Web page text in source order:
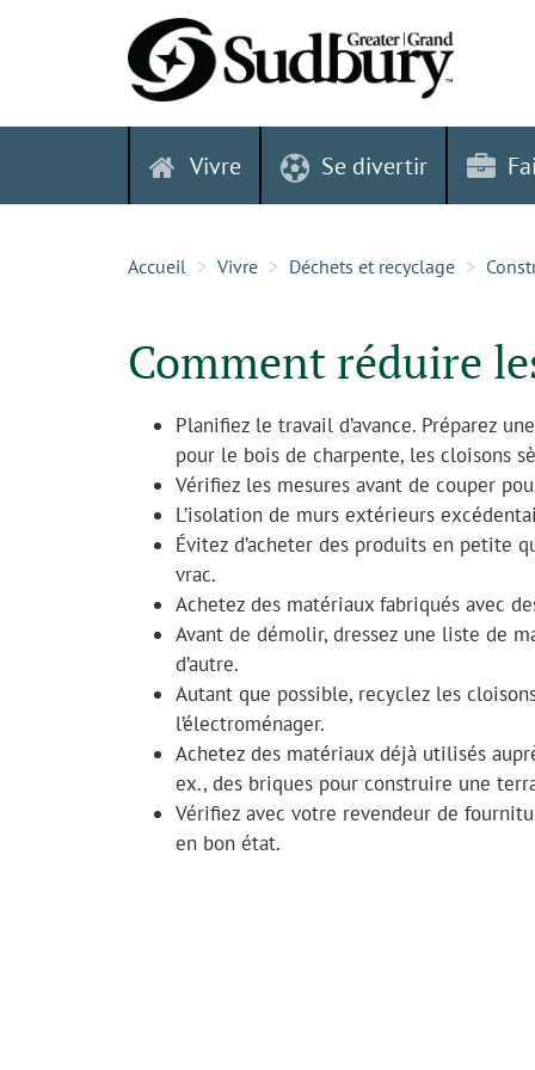
Vivre Se divertir
Accueil Vivre Déchets et recyclage
Comment réduire
Planifiez le travail d’avance. Préparez
pour le bois de charpente, les cloisons
Vérifiez les mesures avant de couper
L’isolation de murs extérieurs
Évitez d’acheter des produits en petite
vrac.
Achetez des matériaux fabriqués avec
Avant de démolir, dressez une liste de
d’autre.
Autant que possible, recyclez les
l’électroménager.
Achetez des matériaux déjà utilisés
ex., des briques pour construire une
Vérifiez avec votre revendeur de
en bon état.